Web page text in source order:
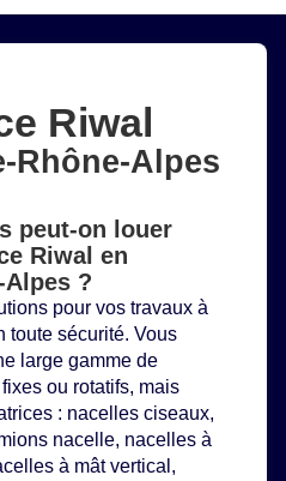
Riwal
Rhône-Alpes
peut-on louer
Riwal en
Alpes ?
pour vos travaux à
toute sécurité. Vous
large gamme de
fixes ou rotatifs, mais
: nacelles ciseaux,
nacelle, nacelles à
à mât vertical,